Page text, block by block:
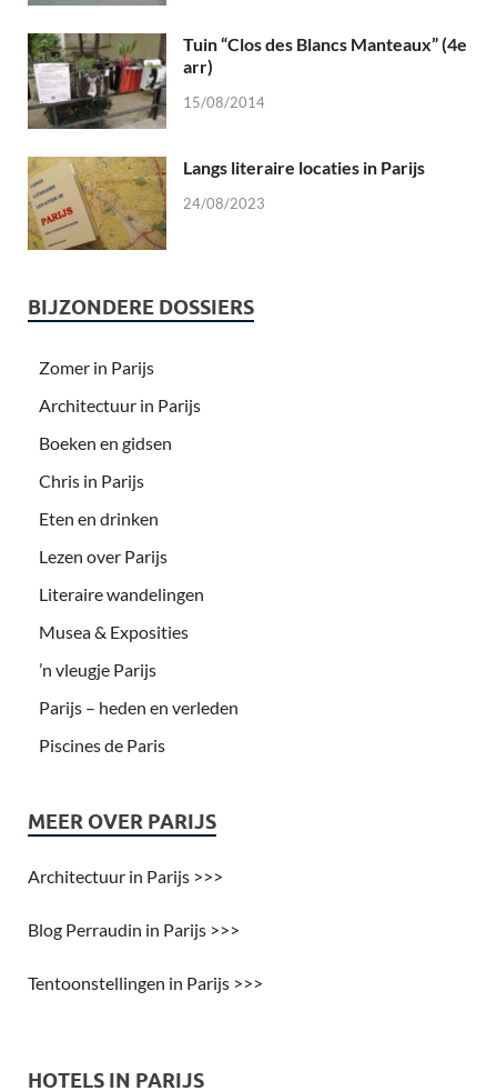
Tuin “Clos des Blancs Manteaux” (4e
arr)
15/08/2014
Langs literaire locaties in Parijs
24/08/2023
BIJZONDERE DOSSIERS
Zomer in Parijs
Architectuur in Parijs
Boeken en gidsen
Chris in Parijs
Eten en drinken
Lezen over Parijs
Literaire wandelingen
Musea & Exposities
’n vleugje Parijs
Parijs – heden en verleden
Piscines de Paris
MEER OVER PARIJS
Architectuur in Parijs >>>
Blog Perraudin in Parijs >>>
Tentoonstellingen in Parijs >>>
HOTELS IN PARIJS